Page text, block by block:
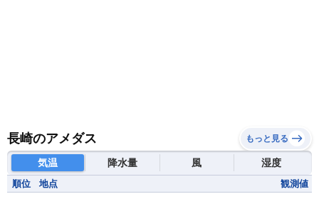
長崎のアメダス もっと見る
気温 降水量 風 湿度
順位 地点 観測値